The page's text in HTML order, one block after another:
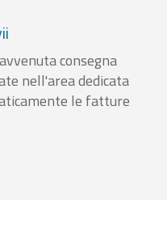
consegna
nell'area dedicata
le fatture